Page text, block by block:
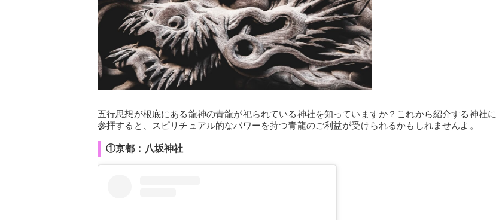
五行思想が根底にある龍神の青龍が祀られている神社を知っていますか？これから紹介する神社に
参拝すると、スピリチュアル的なパワーを持つ青龍のご利益が受けられるかもしれませんよ。
①京都：八坂神社